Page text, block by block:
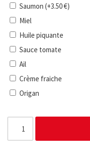
Saumon (+3.50€)
Miel
Huile piquante
Sauce tomate
Ail
Crème fraiche
Origan